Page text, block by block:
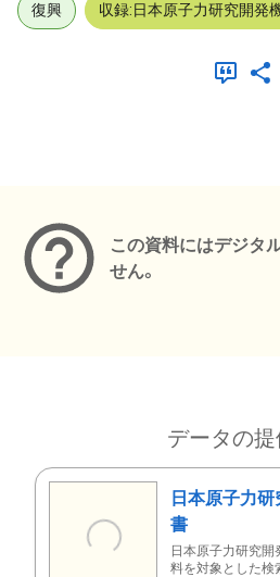
復興 収録:日本原子力研究開発
この資料にはデジタ
せん。
データの
日本原子力
書
日本原子力研究開
料を対象とした検